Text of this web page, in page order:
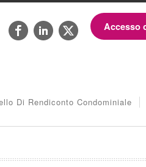
Accesso
Di Rendiconto Condominiale